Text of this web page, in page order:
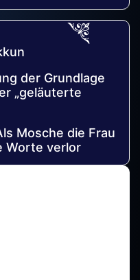
der Grundlage
„geläuterte
Mosche die Frau
Worte verlor